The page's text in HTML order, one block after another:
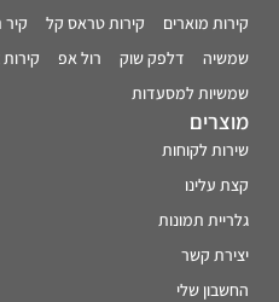
קיר קירות טראס קל
קירות מוארים
קירות רול אפ דלפק שוק
שמשיה
שמשיות למסעדות
מוצרים
שירות לקוחות
קצת עלינו
גלריית תמונות
יצירת קשר
החשבון שלי